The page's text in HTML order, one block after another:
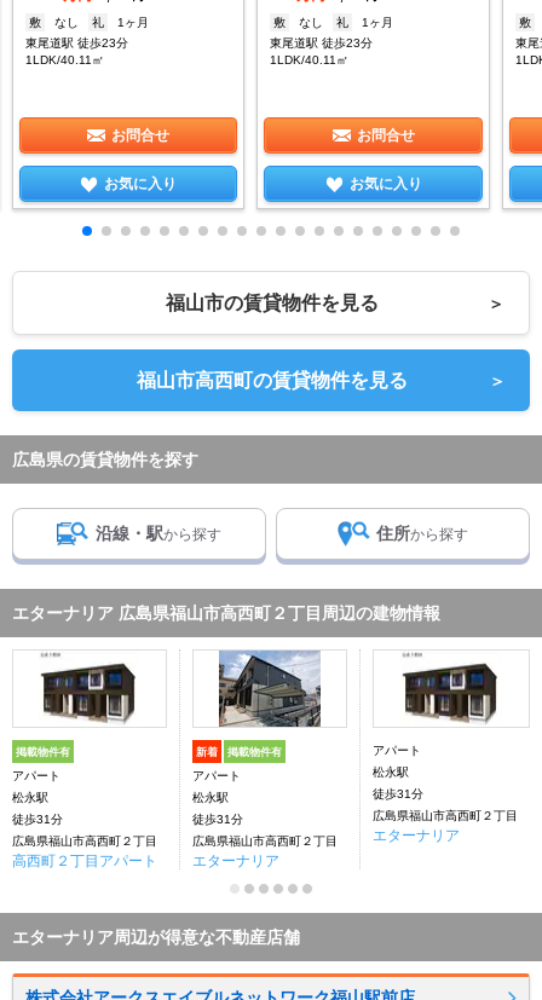
敷
なし 礼
1ヶ月
東尾道駅 徒歩23分
1LDK/40.11㎡
お問合せ
お気に入り
敷
なし 礼
1ヶ月
東尾道駅 徒歩23分
1LDK/40.11㎡
お問合せ
お気に入り
敷
東
福山市の賃貸物件を見る ＞
福山市高西町の賃貸物件を見る ＞
広島県の賃貸物件を探す
沿線・駅から探す 住所から探す
エターナリア 広島県福山市高西町２丁目周辺の建物情報
掲載物件有
アパート
松永駅
徒歩31分
広島県福山市高西町２丁目
高西町２丁目アパート
新着 掲載物件有
アパート
松永駅
徒歩31分
広島県福山市高西町２丁目
エターナリア
アパート
松永駅
徒歩31分
広島県福山市高西町２丁目
エターナリア
エターナリア周辺が得意な不動産店舗